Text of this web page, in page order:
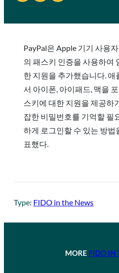
PayPal은 Apple 기기 사용
의 패스키 인증을 사용하여
한 지원을 추가했습니다. 애
서 아이폰, 아이패드, 맥을
스키에 대한 지원을 제공하
잡한 비밀번호를 기억할 필
하게 로그인할 수 있는 방법
표했다.
Type: FIDO in the News
MORE FIDO IN